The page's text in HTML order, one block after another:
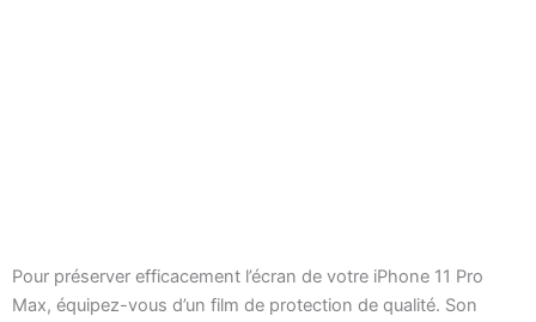
et Tablettes
Pour préserver efficacement l’écran de votre iPhone 11 Pro
Max, équipez-vous d’un film de protection de qualité. Son